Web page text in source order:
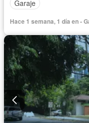
Garaje
Hace 1 semana, 1 día en -